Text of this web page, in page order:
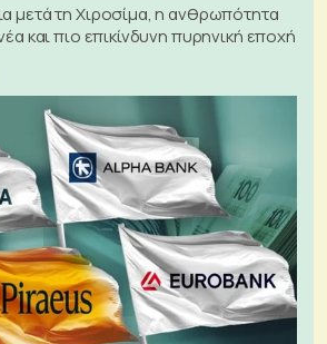
μετά τη Χιροσίμα, η ανθρωπότητα
και πιο επικίνδυνη πυρηνική εποχή